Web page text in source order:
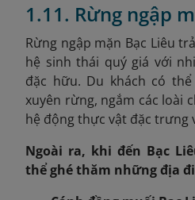
1.11. Rừng ngập
Rừng ngập mặn Bạc Liêu
hệ sinh thái quý giá với
đặc hữu. Du khách có
xuyên rừng, ngắm các loài
hệ động thực vật đặc trưng
Ngoài ra, khi đến Bạc
thể ghé thăm những địa